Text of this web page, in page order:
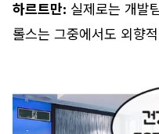
하르트만: 실제로는 개발
롤스는 그중에서도 외향